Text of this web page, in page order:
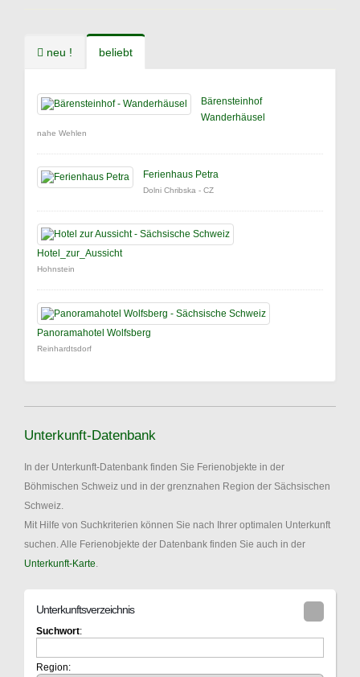
neu ! beliebt
Bärensteinhof
Wanderhäusel
nahe Wehlen
Ferienhaus Petra
Dolni Chribska - CZ
Hotel_zur_Aussicht
Hohnstein
Panoramahotel Wolfsberg
Reinhardtsdorf
Unterkunft-Datenbank
In der Unterkunft-Datenbank finden Sie Ferienobjekte in der
Böhmischen Schweiz und in der grenznahen Region der Sächsischen
Schweiz.
Mit Hilfe von Suchkriterien können Sie nach Ihrer optimalen Unterkunft
suchen. Alle Ferienobjekte der Datenbank finden Sie auch in der
Unterkunft-Karte
Unterkunftsverzeichnis
Suchwort:
Region: